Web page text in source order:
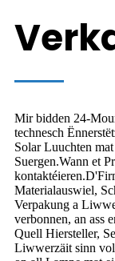
Mir bidden 24-
technesch
Solar Luuchten
Suergen.Wann et
Materialauswiel,
Verpakung a
verbonnen, an ass
Quell Hiersteller,
Liwwerzäit sinn